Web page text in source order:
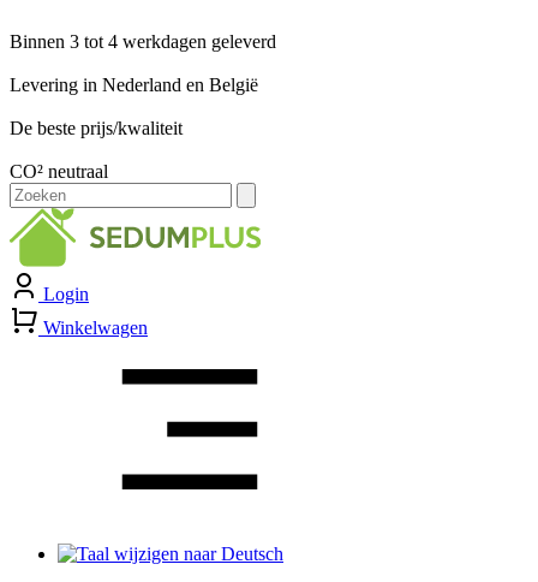
Binnen 3 tot 4 werkdagen geleverd
Levering in Nederland en België
De beste prijs/kwaliteit
CO² neutraal
Zoeken
naar:
Login
Winkelwagen